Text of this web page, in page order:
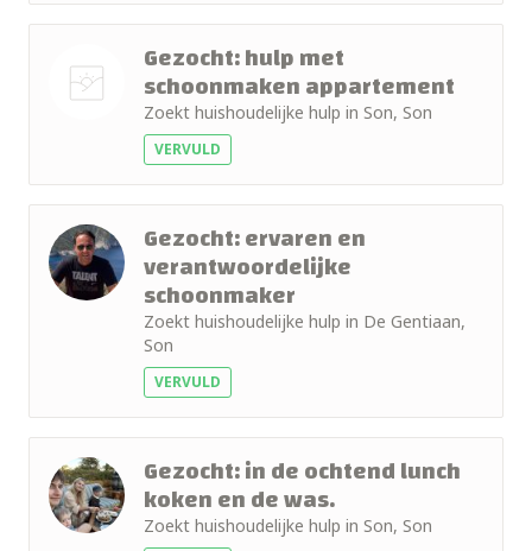
Gezocht: hulp met
schoonmaken appartement
Zoekt huishoudelijke hulp in Son, Son
VERVULD
Gezocht: ervaren en
verantwoordelijke
schoonmaker
Zoekt huishoudelijke hulp in De Gentiaan,
Son
VERVULD
Gezocht: in de ochtend lunch
koken en de was.
Zoekt huishoudelijke hulp in Son, Son